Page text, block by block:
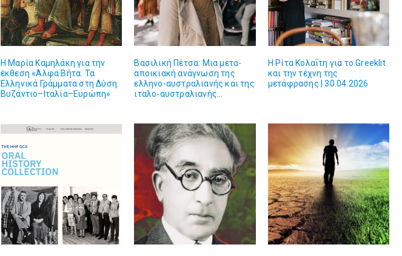
Η Μαρία Καμηλάκη για την
έκθεση «Άλφα Βήτα. Τα
Ελληνικά Γράμματα στη Δύση.
Βυζάντιο–Ιταλία–Ευρώπη»
Βασιλική Πέτσα: Μια μετα-
αποικιακή ανάγνωση της
ελληνο-αυστραλιανής και της
ιταλο-αυστραλιανής
Η Ρίτα Κολαΐτη για το Greeklit
και την τέχνη της
μετάφρασης | 30.04.2026